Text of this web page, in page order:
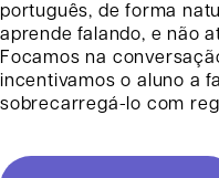
português, de forma
aprende falando, e não
Focamos na
incentivamos o aluno a
sobrecarregá-lo com